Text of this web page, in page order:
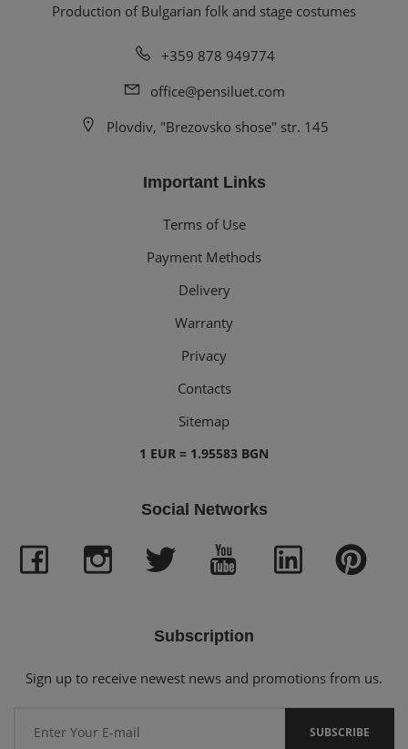
Production of Bulgarian folk and stage costumes
+359 878 949774
office@pensiluet.com
Plovdiv, "Brezovsko shose" str. 145
Important Links
Terms of Use
Payment Methods
Delivery
Warranty
Privacy
Contacts
Sitemap
1 EUR = 1.95583 BGN
Social Networks
Subscription
Sign up to receive newest news and promotions from us.